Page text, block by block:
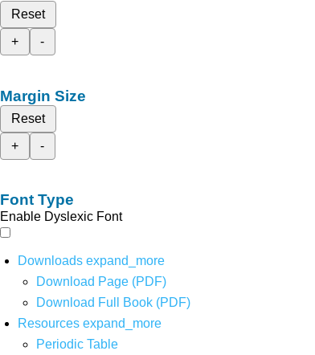
Reset
+
-
Margin Size
Reset
+
-
Font Type
Enable Dyslexic Font
Downloads expand_more
Download Page (PDF)
Download Full Book (PDF)
Resources expand_more
Periodic Table